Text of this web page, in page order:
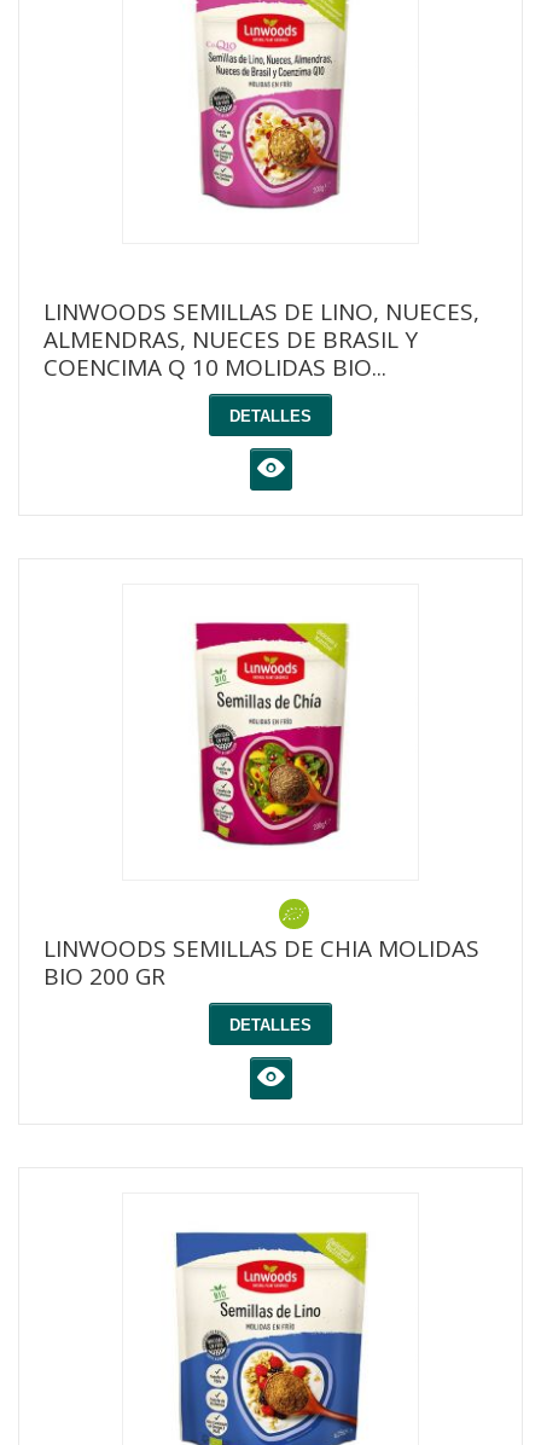
LINWOODS SEMILLAS DE LINO, NUECES,
ALMENDRAS, NUECES DE BRASIL Y
COENCIMA Q 10 MOLIDAS BIO...
DETALLES
K
LINWOODS SEMILLAS DE CHIA MOLIDAS
BIO 200 GR
DETALLES
K